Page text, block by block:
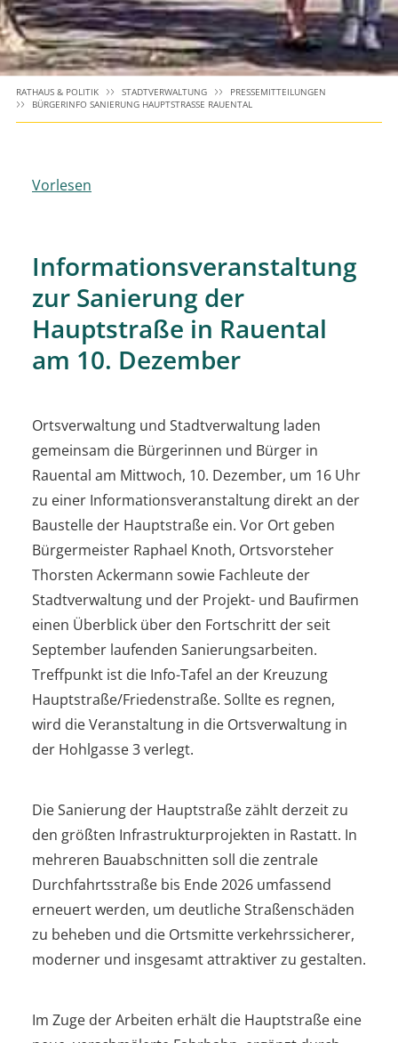
RATHAUS & POLITIK STADTVERWALTUNG
PRESSEMITTEILUNGEN
BÜRGERINFO SANIERUNG HAUPTSTRASSE RAUENTAL
Vorlesen
Informationsveranstaltung
zur Sanierung der
Hauptstraße in Rauental
am 10. Dezember
Ortsverwaltung und Stadtverwaltung laden
gemeinsam die Bürgerinnen und Bürger in
Rauental am Mittwoch, 10. Dezember, um 16 Uhr
zu einer Informationsveranstaltung direkt an der
Baustelle der Hauptstraße ein. Vor Ort geben
Bürgermeister Raphael Knoth, Ortsvorsteher
Thorsten Ackermann sowie Fachleute der
Stadtverwaltung und der Projekt- und Baufirmen
einen Überblick über den Fortschritt der seit
September laufenden Sanierungsarbeiten.
Treffpunkt ist die Info-Tafel an der Kreuzung
Hauptstraße/Friedenstraße. Sollte es regnen,
wird die Veranstaltung in die Ortsverwaltung in
der Hohlgasse 3 verlegt.
Die Sanierung der Hauptstraße zählt derzeit zu
den größten Infrastrukturprojekten in Rastatt. In
mehreren Bauabschnitten soll die zentrale
Durchfahrtsstraße bis Ende 2026 umfassend
erneuert werden, um deutliche Straßenschäden
zu beheben und die Ortsmitte verkehrssicherer,
moderner und insgesamt attraktiver zu gestalten.
Im Zuge der Arbeiten erhält die Hauptstraße eine